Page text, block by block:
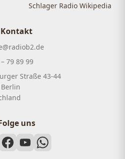
Schlager Radio Wikipedia
Kontakt
79 89 99
Straße 43-44
uns